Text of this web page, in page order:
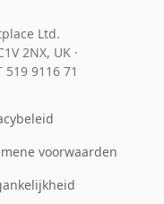
Ltd.
2NX, UK ·
519 9116 71
voorwaarden